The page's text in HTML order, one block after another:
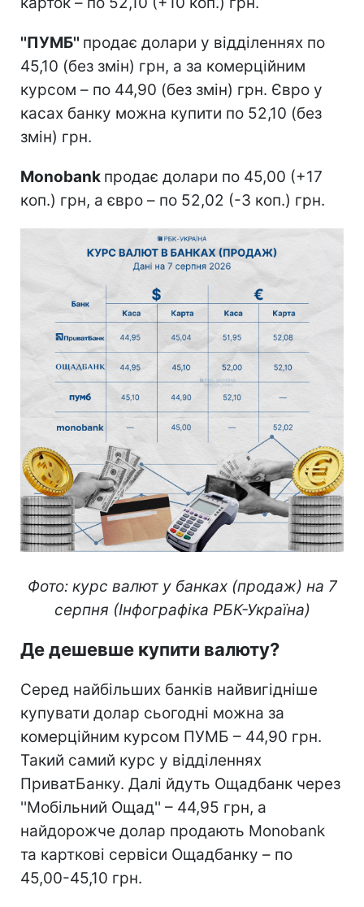
''ПУМБ'' продає долари у відділеннях по
45,10 (без змін) грн, а за комерційним
курсом – по 44,90 (без змін) грн. Євро у
касах банку можна купити по 52,10 (без
змін) грн.
Monobank продає долари по 45,00 (+17
коп.) грн, а євро – по 52,02 (-3 коп.) грн.
Фото: курс валют у банках (продаж) на 7
серпня (Інфографіка РБК-Україна)
Де дешевше купити валюту?
Серед найбільших банків найвигідніше
купувати долар сьогодні можна за
комерційним курсом ПУМБ – 44,90 грн.
Такий самий курс у відділеннях
ПриватБанку. Далі йдуть Ощадбанк через
''Мобільний Ощад'' – 44,95 грн, а
найдорожче долар продають Monobank
та карткові сервіси Ощадбанку – по
45,00-45,10 грн.